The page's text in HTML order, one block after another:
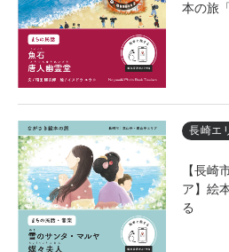
本の旅
長崎エ
【長崎
ア】絵
る